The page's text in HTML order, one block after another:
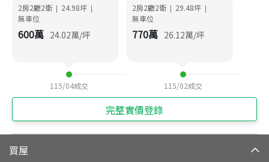
2房2廳2衛 | 24.98坪 |
無車位
600萬 24.02萬/坪
115/04成交
2房2廳2衛 | 29.48坪 |
無車位
770萬 26.12萬/坪
115/02成交
完整實價登錄
買屋